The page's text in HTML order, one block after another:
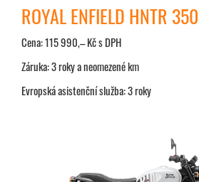
ROYAL ENFIELD HNTR
Cena: 115 990,– Kč s DPH
Záruka: 3 roky a neomezené km
Evropská asistenční služba: 3 roky